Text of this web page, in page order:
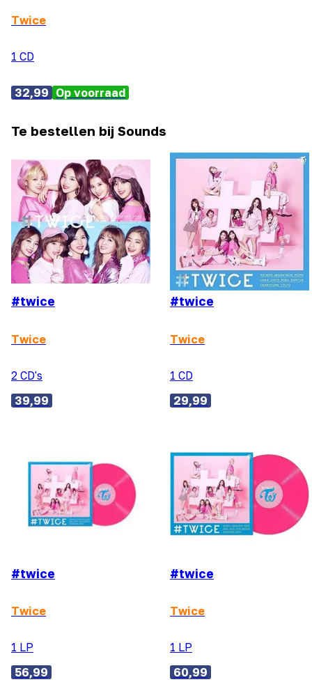
Twice
1 CD
32,99 Op voorraad
Te bestellen bij Sounds
#twice
Twice
2 CD's
39,99
#twice
Twice
1 CD
29,99
#twice
Twice
1 LP
56,99
#twice
Twice
1 LP
60,99